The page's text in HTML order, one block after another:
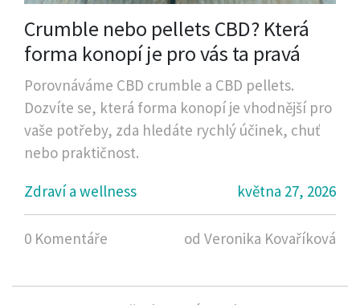
Crumble nebo pellets CBD? Která
forma konopí je pro vás ta pravá
Porovnáváme CBD crumble a CBD pellets.
Dozvíte se, která forma konopí je vhodnější pro
vaše potřeby, zda hledáte rychlý účinek, chuť
nebo praktičnost.
Zdraví a wellness
května 27, 2026
0 Komentáře od Veronika Kovaříková